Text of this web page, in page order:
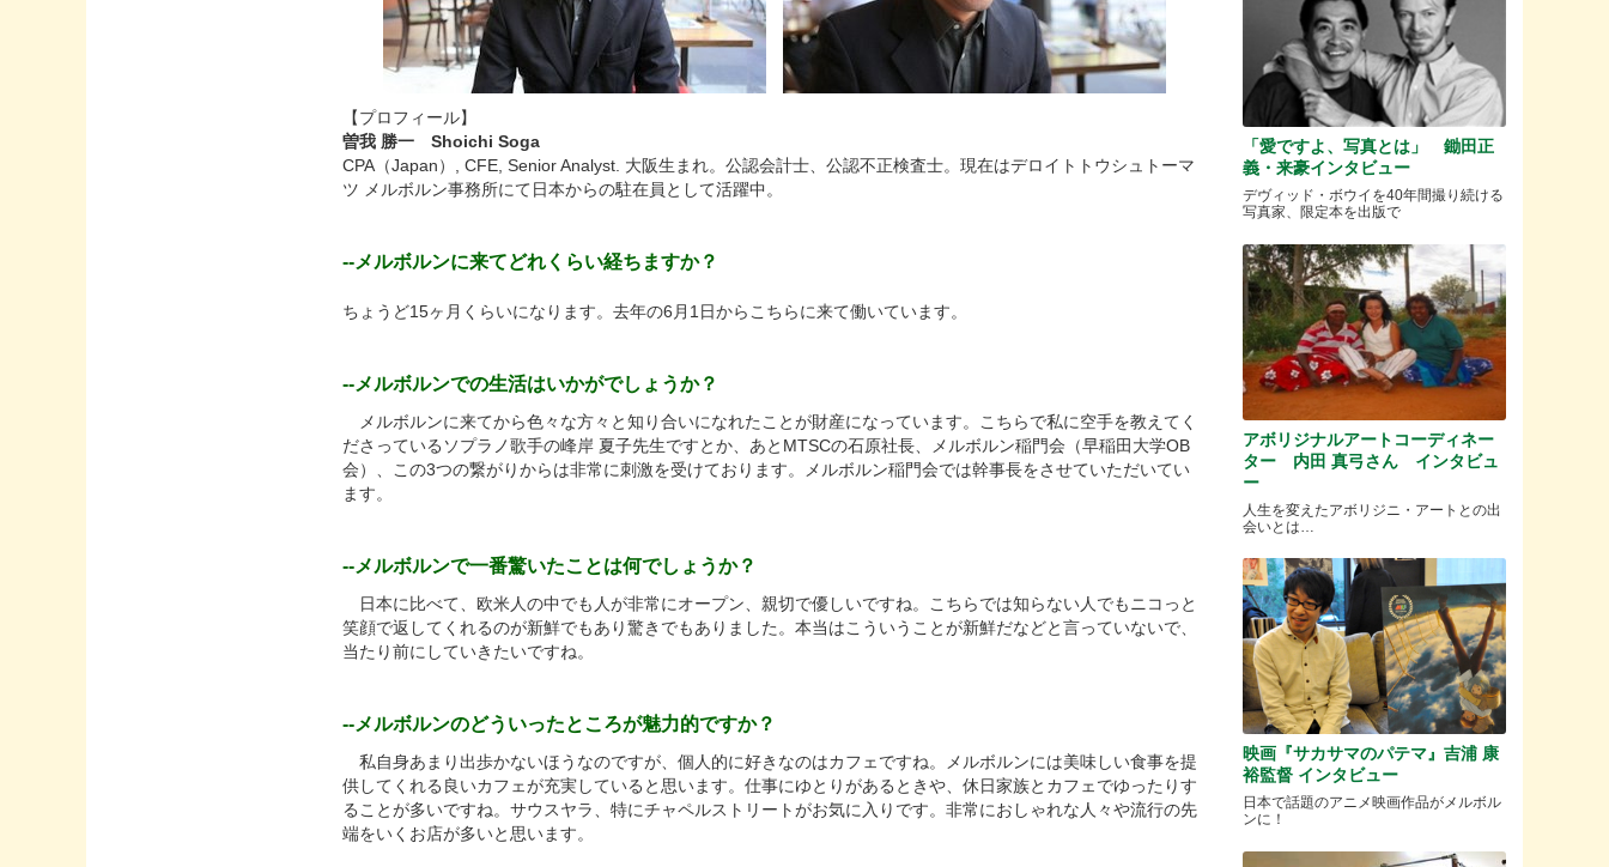
【プロフィール】
曽我 勝一 Shoichi Soga
CPA（Japan）, CFE, Senior Analyst. 大阪生まれ。公認会計士、公認不正検査士。現在はデロイトトウシュトーマ
ツ メルボルン事務所にて日本からの駐在員として活躍中。
--メルボルンに来てどれくらい経ちますか？
ちょうど15ヶ月くらいになります。去年の6月1日からこちらに来て働いています。
--メルボルンでの生活はいかがでしょうか？
メルボルンに来てから色々な方々と知り合いになれたことが財産になっています。こちらで私に空手を教えてく
ださっているソプラノ歌手の峰岸 夏子先生ですとか、あとMTSCの石原社長、メルボルン稲門会（早稲田大学OB
会）、この3つの繋がりからは非常に刺激を受けております。メルボルン稲門会では幹事長をさせていただいてい
ます。
--メルボルンで一番驚いたことは何でしょうか？
日本に比べて、欧米人の中でも人が非常にオープン、親切で優しいですね。こちらでは知らない人でもニコっと
笑顔で返してくれるのが新鮮でもあり驚きでもありました。本当はこういうことが新鮮だなどと言っていないで、
当たり前にしていきたいですね。
--メルボルンのどういったところが魅力的ですか？
私自身あまり出歩かないほうなのですが、個人的に好きなのはカフェですね。メルボルンには美味しい食事を提
供してくれる良いカフェが充実していると思います。仕事にゆとりがあるときや、休日家族とカフェでゆったりす
ることが多いですね。サウスヤラ、特にチャペルストリートがお気に入りです。非常におしゃれな人々や流行の先
端をいくお店が多いと思います。
「愛ですよ、写真とは」 鋤田正
義・来豪インタビュー
デヴィッド・ボウイを40年間撮り続ける
写真家、限定本を出版で
アボリジナルアートコーディネー
ター 内田 真弓さん インタビュ
ー
人生を変えたアボリジニ・アートとの出
会いとは…
映画『サカサマのパテマ』吉浦 康
裕監督 インタビュー
日本で話題のアニメ映画作品がメルボル
ンに！